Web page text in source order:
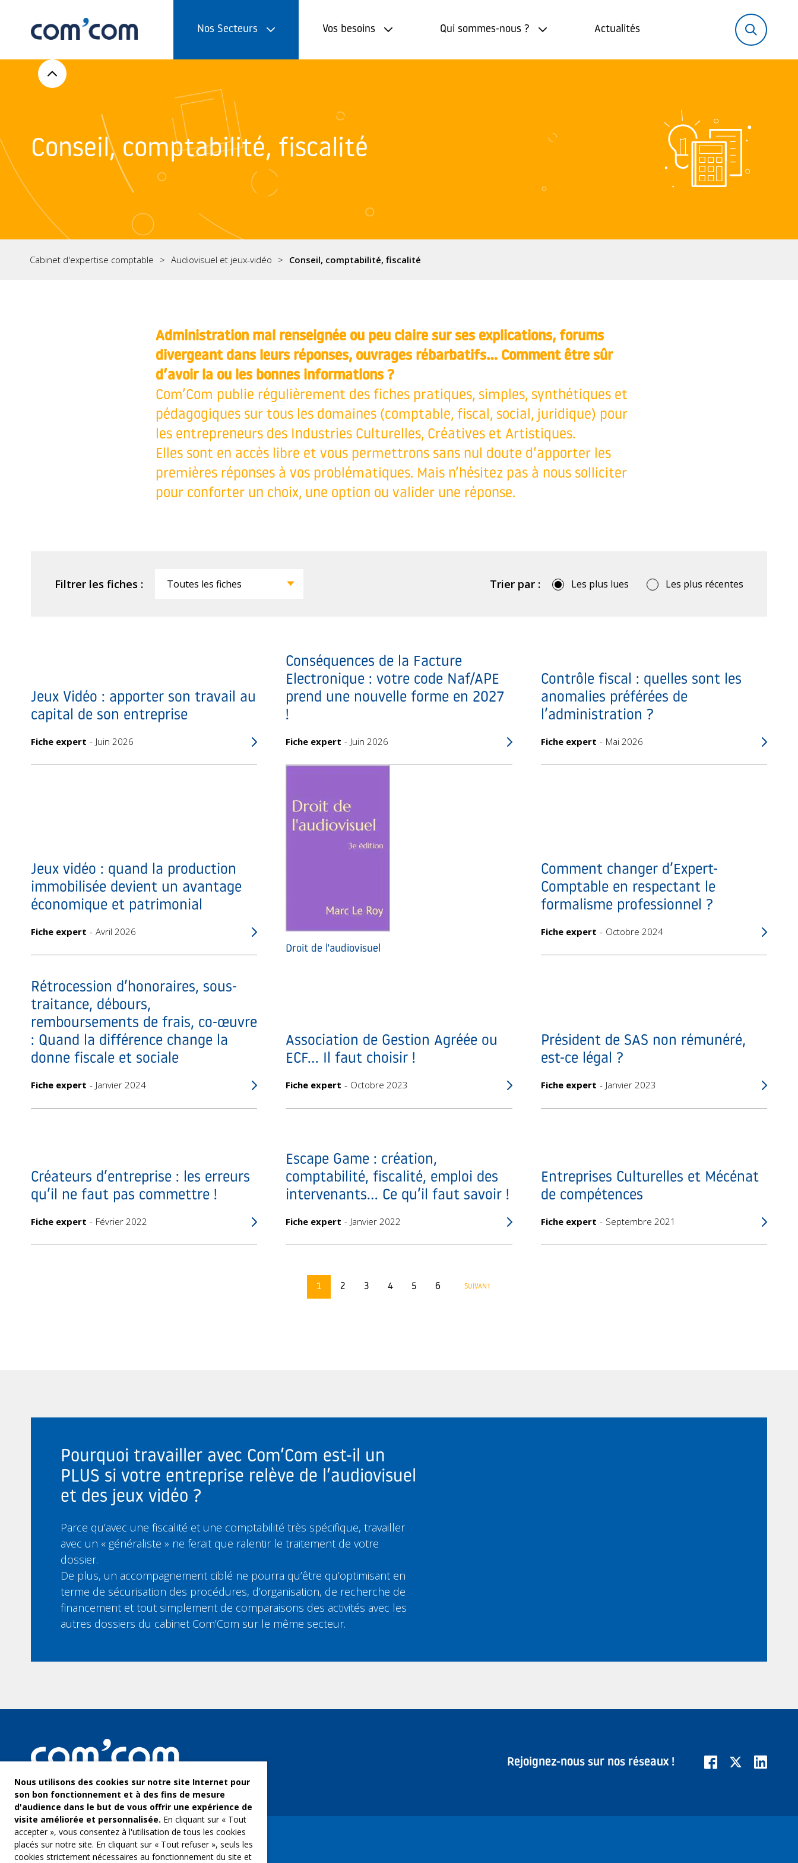
Nos Secteurs Vos besoins Qui sommes-nous ? Actualités
Rechercher:
Conseil, comptabilité, fiscalité
Cabinet d'expertise comptable Audiovisuel et jeux-vidéo Conseil, comptabilité, fiscalité
Administration mal renseignée ou peu claire sur ses explications, forums
divergeant dans leurs réponses, ouvrages rébarbatifs… Comment être sûr
d’avoir la ou les bonnes informations ?
Com’Com publie régulièrement des fiches pratiques, simples, synthétiques et
pédagogiques sur tous les domaines (comptable, fiscal, social, juridique) pour
les entrepreneurs des Industries Culturelles, Créatives et Artistiques.
Elles sont en accès libre et vous permettrons sans nul doute d’apporter les
premières réponses à vos problématiques. Mais n’hésitez pas à nous solliciter
pour conforter un choix, une option ou valider une réponse.
Filtrer les fiches : Filtrer Trier par : Les plus lues Les plus récentes
Jeux Vidéo : apporter son travail au
capital de son entreprise
Fiche expert Juin 2026
Conséquences de la Facture
Electronique : votre code Naf/APE
prend une nouvelle forme en 2027
!
Fiche expert Juin 2026
Contrôle fiscal : quelles sont les
anomalies préférées de
l’administration ?
Fiche expert Mai 2026
Jeux vidéo : quand la production
immobilisée devient un avantage
économique et patrimonial
Fiche expert Avril 2026
Droit de l'audiovisuel
Comment changer d’Expert-
Comptable en respectant le
formalisme professionnel ?
Fiche expert Octobre 2024
Rétrocession d’honoraires, sous-
traitance, débours,
remboursements de frais, co-œuvre
: Quand la différence change la
donne fiscale et sociale
Fiche expert Janvier 2024
Association de Gestion Agréée ou
ECF… Il faut choisir !
Fiche expert Octobre 2023
Président de SAS non rémunéré,
est-ce légal ?
Fiche expert Janvier 2023
Créateurs d’entreprise : les erreurs
qu’il ne faut pas commettre !
Fiche expert Février 2022
Escape Game : création,
comptabilité, fiscalité, emploi des
intervenants... Ce qu’il faut savoir !
Fiche expert Janvier 2022
Entreprises Culturelles et Mécénat
de compétences
Fiche expert Septembre 2021
1 2 3 4 5 6 SUIVANT
Pourquoi travailler avec Com’Com est-il un
PLUS si votre entreprise relève de l’audiovisuel
et des jeux vidéo ?
Parce qu’avec une fiscalité et une comptabilité très spécifique, travailler
avec un « généraliste » ne ferait que ralentir le traitement de votre
dossier.
De plus, un accompagnement ciblé ne pourra qu’être qu’optimisant en
terme de sécurisation des procédures, d’organisation, de recherche de
financement et tout simplement de comparaisons des activités avec les
autres dossiers du cabinet Com’Com sur le même secteur.
Rejoignez-nous sur nos réseaux !
Nous utilisons des cookies sur notre site Internet pour
son bon fonctionnement et à des fins de mesure
d'audience dans le but de vous offrir une expérience de
visite améliorée et personnalisée. En cliquant sur « Tout
accepter », vous consentez à l'utilisation de tous les cookies
placés sur notre site. En cliquant sur « Tout refuser », seuls les
cookies strictement nécessaires au fonctionnement du site et